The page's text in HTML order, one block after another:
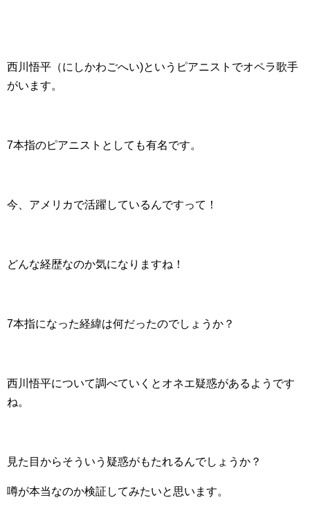
西川悟平（にしかわごへい)というピアニストでオペラ歌手
がいます。
7本指のピアニストとしても有名です。
今、アメリカで活躍しているんですって！
どんな経歴なのか気になりますね！
7本指になった経緯は何だったのでしょうか？
西川悟平について調べていくとオネエ疑惑があるようです
ね。
見た目からそういう疑惑がもたれるんでしょうか？
噂が本当なのか検証してみたいと思います。